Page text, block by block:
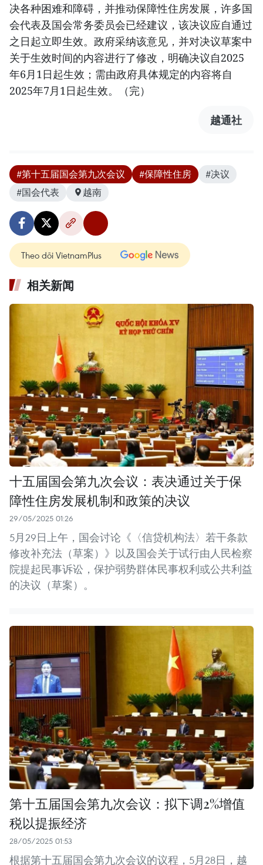
决各种困难和障碍，并推动保障性住房发展，许多国
会代表及国会常务委员会已经建议，该决议应自通过
之日起立即生效。政府采纳该意见，并对决议草案中
关于生效时间的内容进行了修改，明确决议自2025
年6月1日起生效；需由政府具体规定的内容将自
2025年7月1日起生效。（完）
越通社
#第十五届国会第九次会议 #保障性住房
#决议
#国会代表
越南
Theo dõi VietnamPlus
相关新闻
十五届国会第九次会议：表决通过关于保
障性住房发展机制和政策的决议
29/05/2025 01:26
5月29日上午，国会讨论《〈信贷机构法〉若干条款
修改补充法（草案）》以及国会关于试行由人民检察
院提起民事诉讼，保护弱势群体民事权利或公共利益
的决议（草案）。
第十五届国会第九次会议：拟下调2%增值
税以提振经济
28/05/2025 01:53
根据第十五届国会第九次会议的议程，5月28日，越